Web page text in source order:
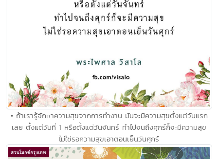
• ถ้าเรารู้จักหาความสุขจากการทำงาน มันจะมีความสุขตั้งแต่วันแรก
เลย ตั้งแต่วันที่ 1 หรือตั้งแต่วันจันทร์ ทำไปจนถึงศุกร์ก็จะมีความสุข
ไม่ใช่รอความสุขเอาตอนเย็นวันศุกร์